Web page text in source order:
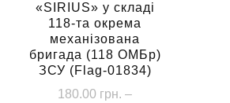
«SIRIUS» у складі
118-та окрема
механізована
бригада (118 ОМБр)
ЗСУ (Flag-01834)
180.00 грн. –